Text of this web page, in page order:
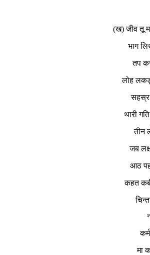
(ख) जीव तू
भाग
तप
लोह लकड़
सहस्र
थारी
तीन
जब
आठ
कहत
मा